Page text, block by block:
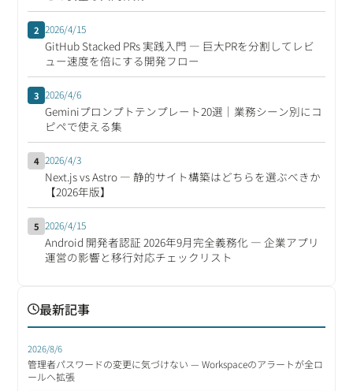
2 2026/4/15
GitHub Stacked PRs 実践入門 ― 巨大PRを分割してレビ
ュー速度を倍にする開発フロー
3 2026/4/6
Geminiプロンプトテンプレート20選｜業務シーン別にコ
ピペで使える集
4 2026/4/3
Next.js vs Astro ― 静的サイト構築はどちらを選ぶべきか
【2026年版】
5 2026/4/15
Android 開発者認証 2026年9月完全義務化 ― 企業アプリ
運営の影響と移行対応チェックリスト
最新記事
2026/8/6
管理者パスワードの変更に気づけない — Workspaceのアラートが全ロ
ールへ拡張